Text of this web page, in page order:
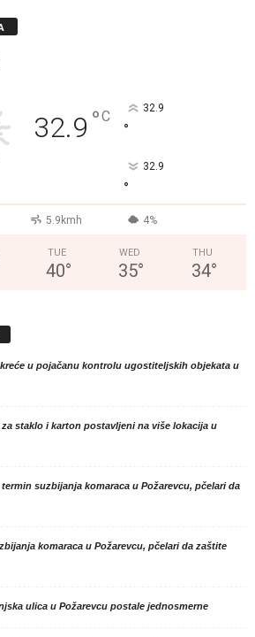
32.9 °C 32.9
°
32.9
°
5.9kmh 4%
TUE
40°
WED
35°
THU
34°
u pojačanu kontrolu ugostiteljskih objekata u
staklo i karton postavljeni na više lokacija u
suzbijanja komaraca u Požarevcu, pčelari da
komaraca u Požarevcu, pčelari da zaštite
ulica u Požarevcu postale jednosmerne